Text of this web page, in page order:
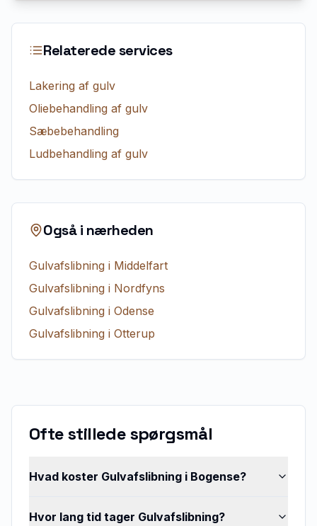
Relaterede services
Lakering af gulv
Oliebehandling af gulv
Sæbebehandling
Ludbehandling af gulv
Også i nærheden
Gulvafslibning i Middelfart
Gulvafslibning i Nordfyns
Gulvafslibning i Odense
Gulvafslibning i Otterup
Ofte stillede spørgsmål
Hvad koster Gulvafslibning i Bogense?
Hvor lang tid tager Gulvafslibning?